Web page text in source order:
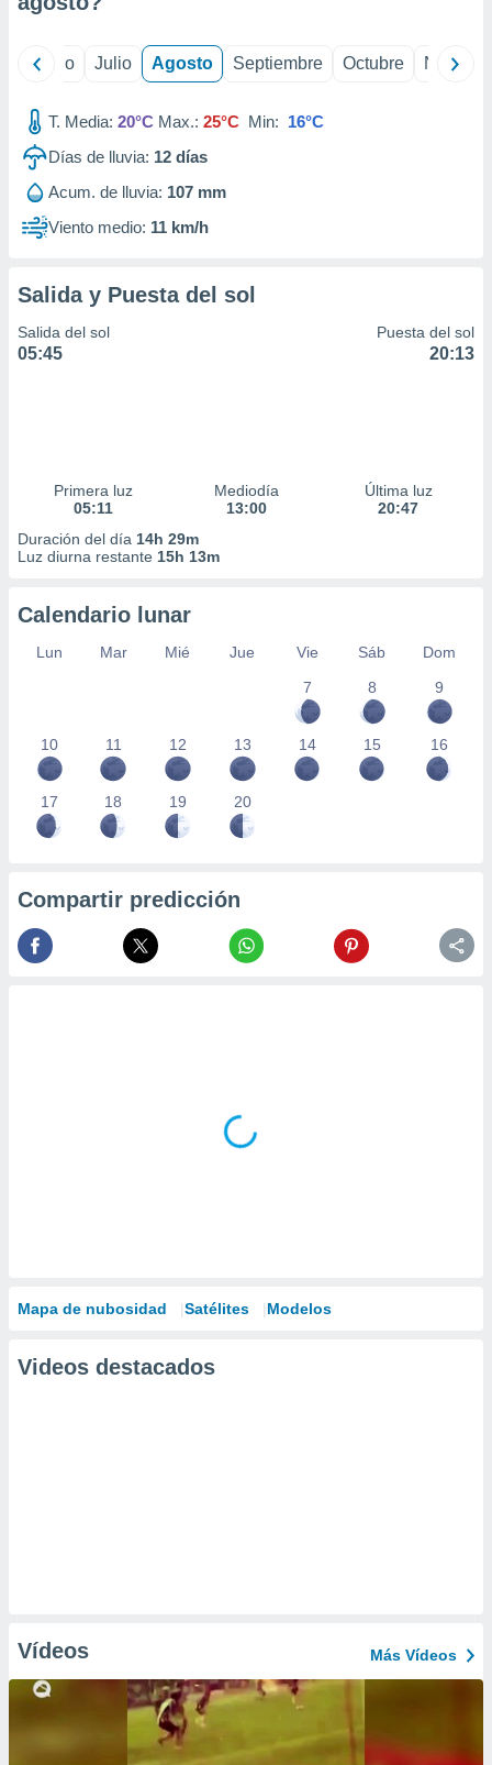
mediante
publicidad
publicidad
1199
Junio Julio Agosto Septiembre Octubre
T. Media: 20°C Max.: 25°C Min: 16°C
Días de lluvia: 12 días
Acum. de lluvia: 107 mm
Viento medio: 11 km/h
Salida y Puesta del sol
Salida del sol
05:45
Puesta del sol
20:13
Primera luz
05:11
Mediodía
13:00
Última luz
20:47
Duración del día 14h 29m
Luz diurna restante 15h 13m
Calendario lunar
Lun Mar Mié Jue Vie Sáb
Dom
7
8 9
10 11 12 13 14 15 16
17 18 19 20
Compartir predicción
Mapa de nubosidad Satélites Modelos
Videos destacados
Vídeos Más Vídeos